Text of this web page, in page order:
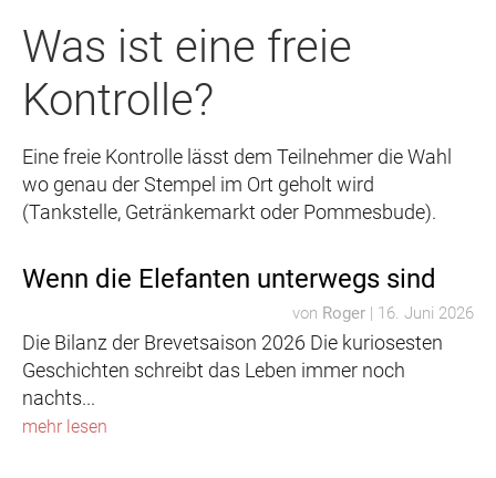
Was ist eine freie
Kontrolle?
Eine freie Kontrolle lässt dem Teilnehmer die Wahl
wo genau der Stempel im Ort geholt wird
(Tankstelle, Getränkemarkt oder Pommesbude).
Wenn die Elefanten unterwegs sind
von Roger | 16. Juni 2026
Die Bilanz der Brevetsaison 2026 Die kuriosesten
Geschichten schreibt das Leben immer noch
nachts...
mehr lesen